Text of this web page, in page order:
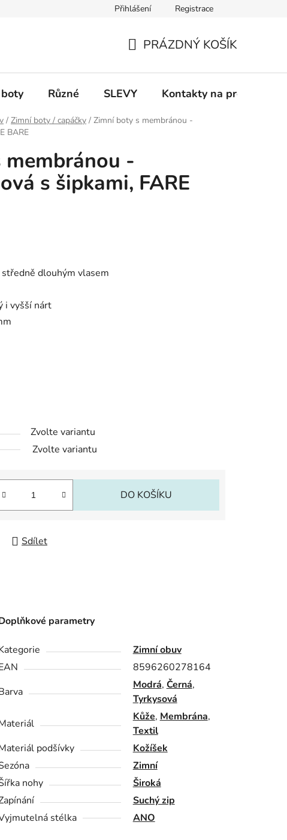
Informace k on-line platbám Odstoupení od
Přihlášení Registrace
KOŠÍK
PRÁZDNÝ KOŠÍK
Různé SLEVY Kontakty na prodejny
/ Zimní boty / capáčky / Zimní boty s membránou -
BARE
-
s šipkami, FARE
dlouhým vlasem
i vyšší nárt
Zvolte variantu
Zvolte variantu
DO KOŠÍKU
Sdílet
parametry
Zimní obuv
8596260278164
Modrá, Černá,
Tyrkysová
Kůže, Membrána,
Textil
podšívky
Kožíšek
Zimní
nohy
Široká
Suchý zip
stélka
ANO